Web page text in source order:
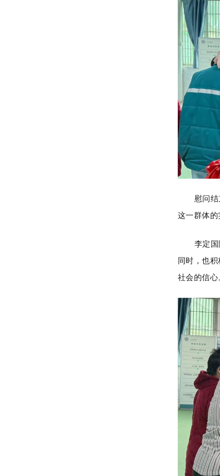
慰问
这一群体
李定
同时，也
社会的信